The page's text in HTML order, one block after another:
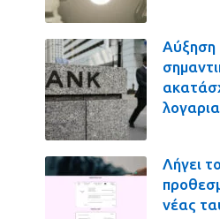
Αύξηση
Λήγει
νέας